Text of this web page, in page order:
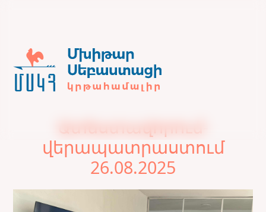
Ատեստավորում-
վերապատրաստում
26.08.2025